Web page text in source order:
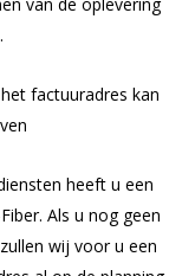
factuuradres kan
heeft u een
Als u nog geen
wij voor u een